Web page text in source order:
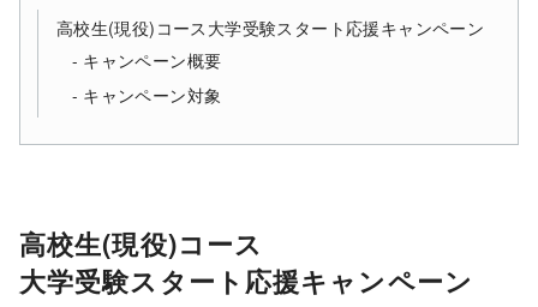
高校生(現役)コース大学受験スタート応援キャンペーン
キャンペーン概要
キャンペーン対象
高校生(現役)コース
大学受験スタート応援キャンペーン